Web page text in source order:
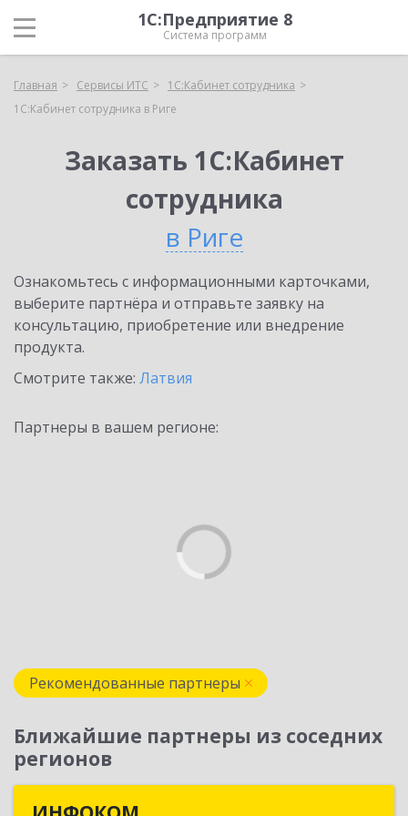
1С:Предприятие 8
Система программ
Главная Сервисы ИТС
1С:Кабинет сотрудника
1С:Кабинет сотрудника в Риге
Заказать 1С:Кабинет
сотрудника
в Риге
Ознакомьтесь с информационными карточками,
выберите партнёра и отправьте заявку на
консультацию, приобретение или внедрение
продукта.
Смотрите также: Латвия
Партнеры в вашем регионе:
Рекомендованные партнеры
Ближайшие партнеры из соседних
регионов